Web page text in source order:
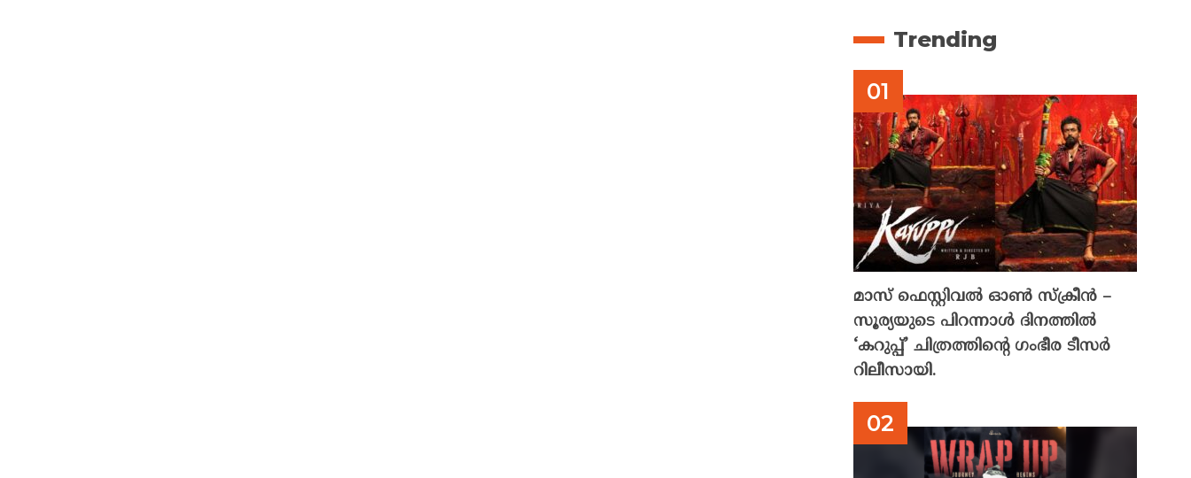
Trending
മാസ് ഫെസ്റ്റിവൽ ഓൺ സ്‌ക്രീൻ –
സൂര്യയുടെ പിറന്നാൾ ദിനത്തിൽ
‘കറുപ്പ്’ ചിത്രത്തിന്റെ ഗംഭീര ടീസർ
റിലീസായി.